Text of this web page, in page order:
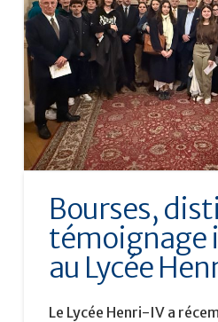
Bourses,
témoignage
au Lycée
Le Lycée Henri-IV a